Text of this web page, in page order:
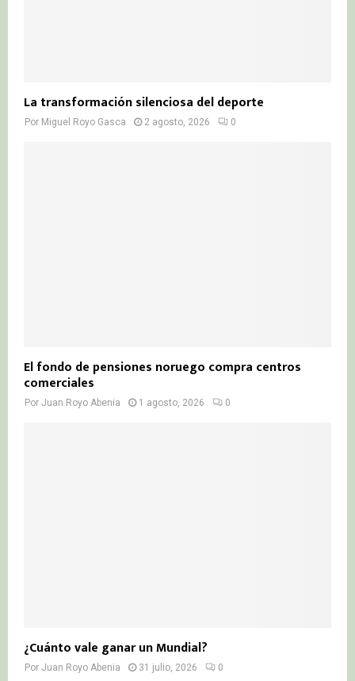
La transformación silenciosa del deporte
Por Miguel Royo Gasca 2 agosto, 2026 0
El fondo de pensiones noruego compra centros
comerciales
Por Juan Royo Abenia 1 agosto, 2026 0
¿Cuánto vale ganar un Mundial?
Por Juan Royo Abenia 31 julio, 2026 0